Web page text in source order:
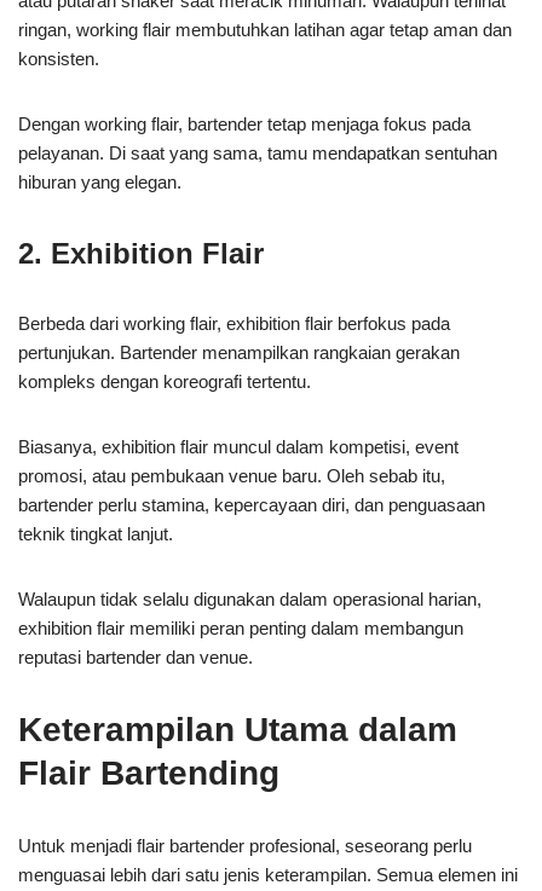
ringan, working flair membutuhkan latihan agar tetap aman dan
konsisten.
Dengan working flair, bartender tetap menjaga fokus pada
pelayanan. Di saat yang sama, tamu mendapatkan sentuhan
hiburan yang elegan.
2. Exhibition Flair
Berbeda dari working flair, exhibition flair berfokus pada
pertunjukan. Bartender menampilkan rangkaian gerakan
kompleks dengan koreografi tertentu.
Biasanya, exhibition flair muncul dalam kompetisi, event
promosi, atau pembukaan venue baru. Oleh sebab itu,
bartender perlu stamina, kepercayaan diri, dan penguasaan
teknik tingkat lanjut.
Walaupun tidak selalu digunakan dalam operasional harian,
exhibition flair memiliki peran penting dalam membangun
reputasi bartender dan venue.
Keterampilan Utama dalam
Flair Bartending
Untuk menjadi flair bartender profesional, seseorang perlu
menguasai lebih dari satu jenis keterampilan. Semua elemen ini